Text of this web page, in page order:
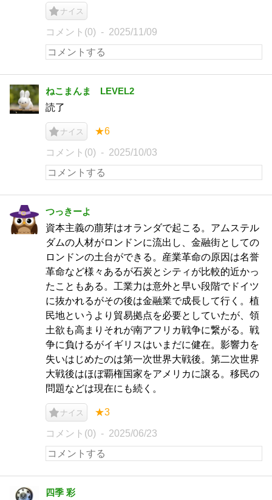
ナイス
コメント(0) 2025/11/09
ねこまんま LEVEL2
読了
ナイス ★6
コメント(0) 2025/10/03
つっきーよ
資本主義の萠芽はオランダで起こる。アムステル
ダムの人材がロンドンに流出し、金融街としての
ロンドンの土台ができる。産業革命の原因は名誉
革命など様々あるが石炭とシティが比較的近かっ
たこともある。工業力は意外と早い段階でドイツ
に抜かれるがその後は金融業で成長して行く。植
民地というより貿易拠点を必要としていたが、領
土欲も高まりそれが南アフリカ戦争に繋がる。戦
争に負けるがイギリスはいまだに健在。影響力を
失いはじめたのは第一次世界大戦後。第二次世界
大戦後はほぼ覇権国家をアメリカに譲る。移民の
問題などは現在にも続く。
ナイス ★3
コメント(0) 2025/06/23
四季 彩